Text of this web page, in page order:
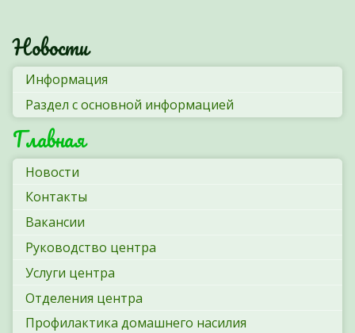
Новости
Информация
Раздел с основной информацией
Главная
Новости
Контакты
Вакансии
Руководство центра
Услуги центра
Отделения центра
Профилактика домашнего насилия